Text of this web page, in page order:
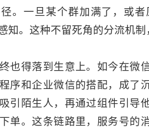
。一旦某个群加满了，或
知。这种不留死角的分流机制
也得落到生意上。如今在微
序和企业微信的搭配，成了
引陌生人，再通过组件引导
单。这条链路里，服务号的